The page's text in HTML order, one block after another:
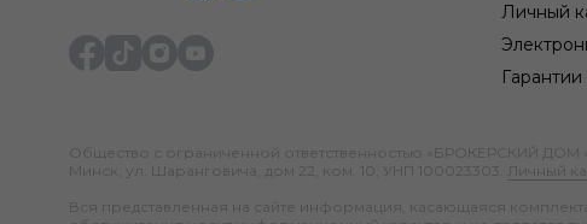
Личный
Общество с ограниченной ответственностью «БРОКЕРСКИЙ ДОМ
Минск, ул. Шаранговича, дом 22, ком. 10; УНП 100023303.
Личный
Вся представленная на сайте информация, касающаяся